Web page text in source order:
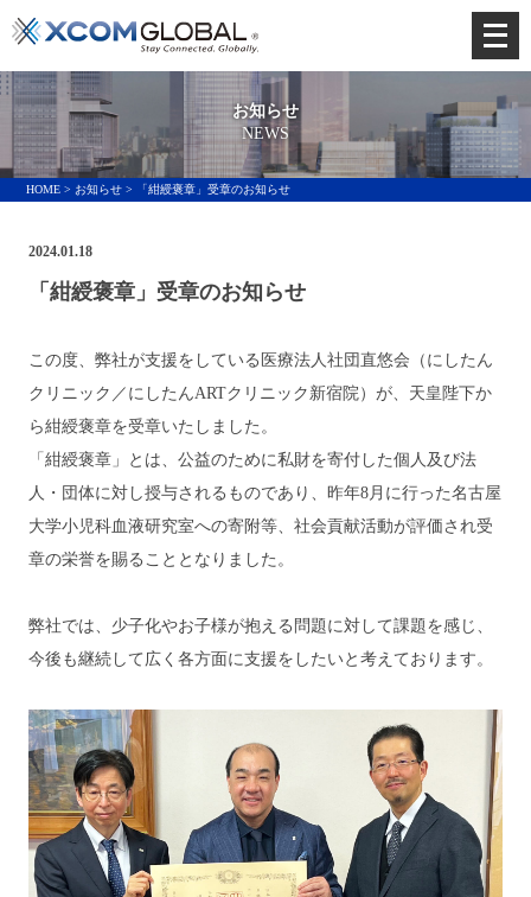
メ
ニ
ー
を
お知らせ
NEWS
HOME > お知らせ > 「紺綬褒章」受章のお知らせ
2024.01.18
「紺綬褒章」受章のお知らせ
この度、弊社が支援をしている医療法人社団直悠会（にしたん
クリニック／にしたんARTクリニック新宿院）が、天皇陛下か
ら紺綬褒章を受章いたしました。
「紺綬褒章」とは、公益のために私財を寄付した個人及び法
人・団体に対し授与されるものであり、昨年8月に行った名古屋
大学小児科血液研究室への寄附等、社会貢献活動が評価され受
章の栄誉を賜ることとなりました。
弊社では、少子化やお子様が抱える問題に対して課題を感じ、
今後も継続して広く各方面に支援をしたいと考えております。